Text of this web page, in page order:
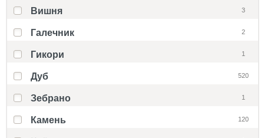
Вишня 3
Галечник 2
Гикори 1
Дуб 520
Зебрано 1
Камень 120